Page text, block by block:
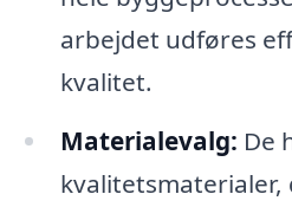
arbejdet udføres
kvalitet.
Materialevalg: De
kvalitetsmaterialer,